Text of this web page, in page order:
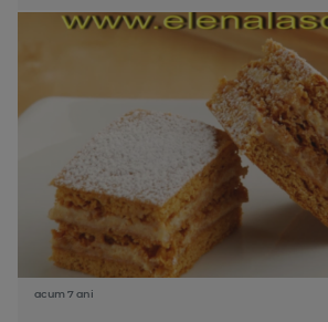
acum 7 ani